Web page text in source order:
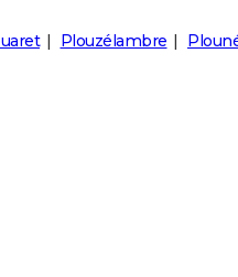
Plouzélambre